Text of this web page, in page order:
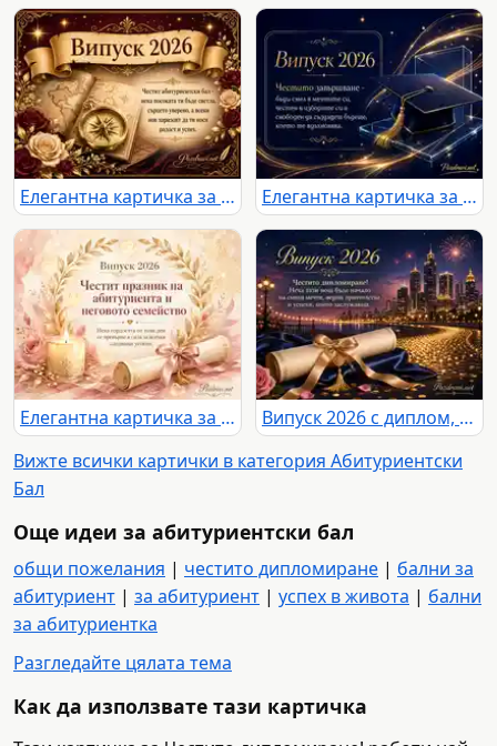
Елегантна картичка за Випуск 2026 с компас, рози и пожелание за абитуриентски бал Елегантна картичка за Випуск 2026 с академична шапка и вдъхновяващо послание
Елегантна картичка за Випуск 2026 с поздрав към абитуриента и неговото семейство
Випуск 2026 с диплом, фойерверки и празничен градски силует
Вижте всички картички в категория Абитуриентски
Бал
Още идеи за абитуриентски бал
общи пожелания | честито дипломиране | бални за
абитуриент | за абитуриент | успех в живота | бални
за абитуриентка
Разгледайте цялата тема
Как да използвате тази картичка